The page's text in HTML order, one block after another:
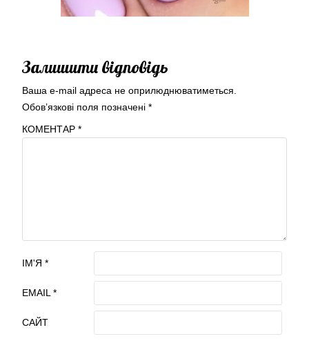
Залишити відповідь
Ваша e-mail адреса не оприлюднюватиметься.
Обов’язкові поля позначені *
КОМЕНТАР *
ІМ'Я *
EMAIL *
САЙТ